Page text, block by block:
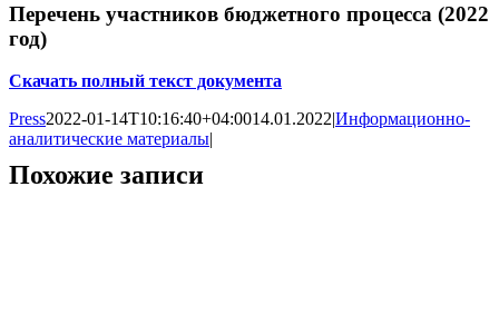
Перечень участников бюджетного процесса (2022
год)
Скачать полный текст документа
Press2022-01-14T10:16:40+04:0014.01.2022|Информационно-
аналитические материалы|
Похожие записи